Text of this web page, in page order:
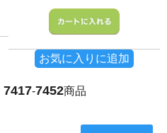
お気に入りに追加
7417-7452商品